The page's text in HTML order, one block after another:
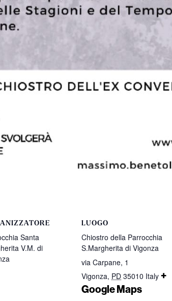
Santa
V.M. di
LUOGO
Chiostro della Parrocchia
S.Margherita di Vigonza
via Carpane, 1
Vigonza, PD 35010 Italy +
Google Maps